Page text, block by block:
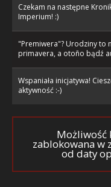
Czekam na następne
Imperium! :)
"Premiwera"? Urodziny to
primavera, a otoño bądź
Wspaniała inicjatywa!
aktywność :-)
Możliwość
zablokowana w
od daty